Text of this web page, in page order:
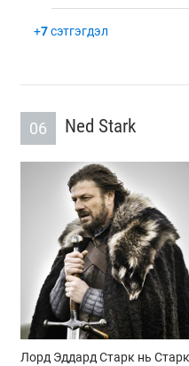
+7сэтгэгдэл
06 Ned Stark
Лорд Эддард Старк нь